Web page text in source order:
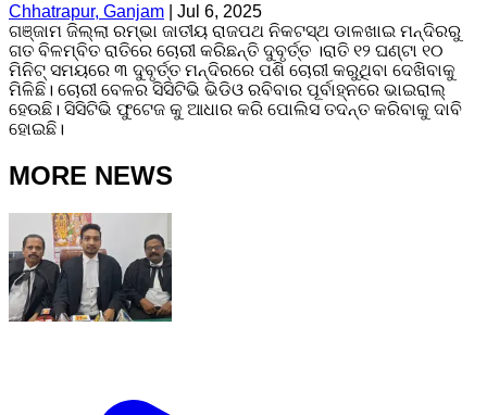
Chhatrapur, Ganjam
Jul 6, 2025
ଗଞ୍ଜାମ ଜିଲ୍ଲା ରମ୍ଭା ଜାତୀୟ ରାଜପଥ ନିକଟସ୍ଥ ଡାଳଖାଇ ମନ୍ଦିରରୁ
ଗତ ବିଳମ୍ବିତ ରାତିରେ ଚୋରୀ କରିଛନ୍ତି ଦୁବୃର୍ତ୍ତ ।ରାତି ୧୨ ଘଣ୍ଟା ୧୦
ମିନିଟ୍ ସମୟରେ ୩ ଦୁବୃର୍ତ୍ତ ମନ୍ଦିରରେ ପଶି ଚୋରୀ କରୁଥିବା ଦେଖିବାକୁ
ମିଳିଛି। ଚୋରୀ ବେଳର ସିସିଟିଭି ଭିଡିଓ ରବିବାର ପୂର୍ବାହ୍ନରେ ଭାଇରାଲ୍
ହେଉଛି। ସିସିଟିଭି ଫୁଟେଜ କୁ ଆଧାର କରି ପୋଲିସ ତଦନ୍ତ କରିବାକୁ ଦାବି
ହୋଇଛି।
MORE NEWS